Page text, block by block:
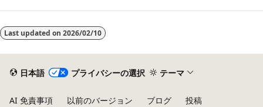
ド
がLast updated on 2026/02/10
日本語 プライバシーの選択 テーマ
AI 免責事項 以前のバージョン ブログ 投稿